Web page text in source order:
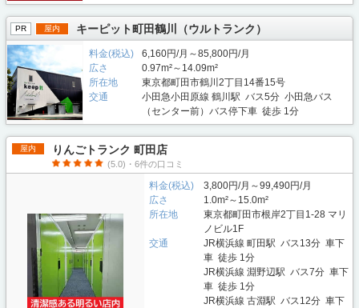
PR 屋内 キーピット町田鶴川（ウルトランク）
料金(税込)
6,160円/月～85,800円/月
広さ
0.97m²～14.09m²
所在地
東京都町田市鶴川2丁目14番15号
交通
小田急小田原線 鶴川駅 バス5分 小田急バス
（センター前）バス停下車 徒歩 1分
屋内 りんごトランク 町田店
(5.0)・6件の口コミ
料金(税込)
3,800円/月～99,490円/月
広さ
1.0m²～15.0m²
所在地
東京都町田市根岸2丁目1-28 マリ
ノビル1F
交通
JR横浜線 町田駅 バス13分 車下
車 徒歩 1分
JR横浜線 淵野辺駅 バス7分 車下
車 徒歩 1分
JR横浜線 古淵駅 バス12分 車下